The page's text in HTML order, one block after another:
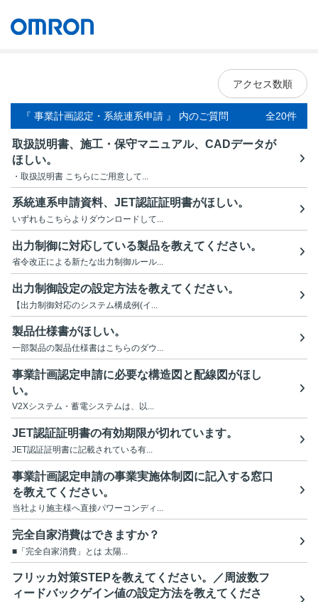
アクセス数順
『 事業計画認定・系統連系申請 』 内のご質問 全20件
取扱説明書、施工・保守マニュアル、CADデータが
ほしい。
・取扱説明書 こちらにご用意して...
系統連系申請資料、JET認証証明書がほしい。
いずれもこちらよりダウンロードして...
出力制御に対応している製品を教えてください。
省令改正による新たな出力制御ルール...
出力制御設定の設定方法を教えてください。
【出力制御対応のシステム構成例(イ...
製品仕様書がほしい。
一部製品の製品仕様書はこちらのダウ...
事業計画認定申請に必要な構造図と配線図がほし
い。
V2Xシステム・蓄電システムは、以...
JET認証証明書の有効期限が切れています。
JET認証証明書に記載されている有...
事業計画認定申請の事業実施体制図に記入する窓口
を教えてください。
当社より施主様へ直接パワーコンディ...
完全自家消費はできますか？
■「完全自家消費」とは 太陽...
フリッカ対策STEPを教えてください。／周波数フ
ィードバックゲイン値の設定方法を教えてくださ